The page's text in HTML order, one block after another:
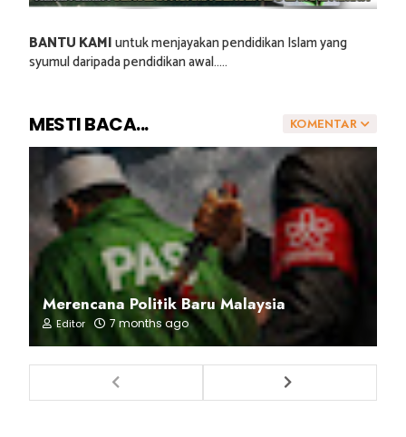
BANTU KAMIuntuk menjayakan pendidikan Islam yang
syumul daripada pendidikan awal.....
KOMENTAR
MESTI BACA...
Merencana Politik Baru Malaysia
Editor 7 months ago